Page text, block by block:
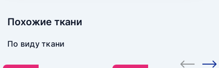
Похожие ткани
По виду ткани